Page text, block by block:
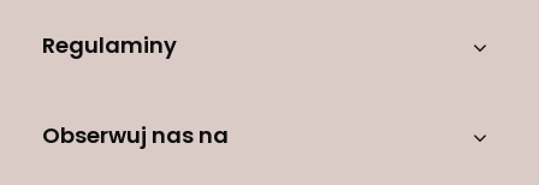
Regulaminy
Obserwuj nas na